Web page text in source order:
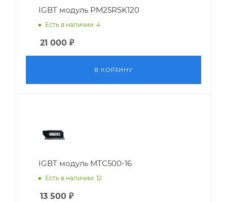
IGBT модуль PM25RSK120
Есть в наличии: 4
21 000 ₽
В КОРЗИНУ
IGBT модуль MTC500-16
Есть в наличии: 12
13 500 ₽